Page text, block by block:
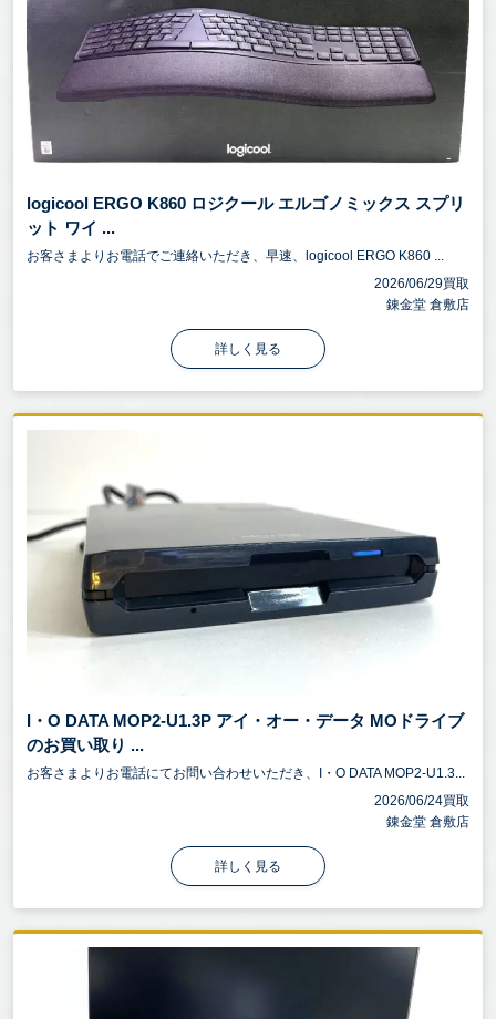
logicool ERGO K860 ロジクール エルゴノミックス スプリ
ット ワイ ...
お客さまよりお電話でご連絡いただき、早速、logicool ERGO K860 ...
2026/06/29買取
錬金堂 倉敷店
詳しく見る
I・O DATA MOP2-U1.3P アイ・オー・データ MOドライブ
のお買い取り ...
お客さまよりお電話にてお問い合わせいただき、I・O DATA MOP2-U1.3...
2026/06/24買取
錬金堂 倉敷店
詳しく見る